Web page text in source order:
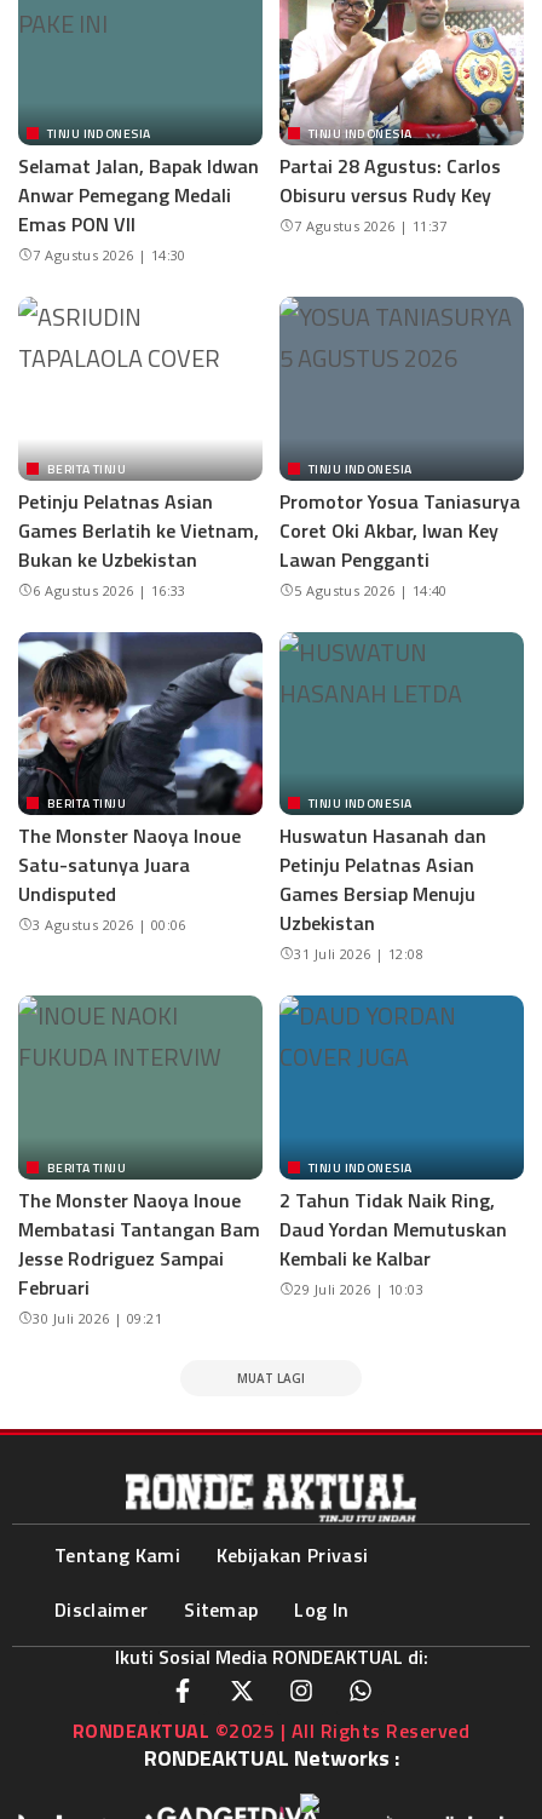
TINJU INDONESIA
Selamat Jalan, Bapak Idwan
Anwar Pemegang Medali
Emas PON VII
7 Agustus 2026 | 14:30
TINJU INDONESIA
Partai 28 Agustus: Carlos
Obisuru versus Rudy Key
7 Agustus 2026 | 11:37
BERITA TINJU
Petinju Pelatnas Asian
Games Berlatih ke Vietnam,
Bukan ke Uzbekistan
6 Agustus 2026 | 16:33
TINJU INDONESIA
Promotor Yosua Taniasurya
Coret Oki Akbar, Iwan Key
Lawan Pengganti
5 Agustus 2026 | 14:40
BERITA TINJU
The Monster Naoya Inoue
Satu-satunya Juara
Undisputed
3 Agustus 2026 | 00:06
TINJU INDONESIA
Huswatun Hasanah dan
Petinju Pelatnas Asian
Games Bersiap Menuju
Uzbekistan
31 Juli 2026 | 12:08
BERITA TINJU
The Monster Naoya Inoue
Membatasi Tantangan Bam
Jesse Rodriguez Sampai
Februari
30 Juli 2026 | 09:21
TINJU INDONESIA
2 Tahun Tidak Naik Ring,
Daud Yordan Memutuskan
Kembali ke Kalbar
29 Juli 2026 | 10:03
MUAT LAGI
Tentang Kami
Kebijakan Privasi
Disclaimer
Sitemap
Log In
Ikuti Sosial Media RONDEAKTUAL di:
RONDEAKTUAL ©2025 | All Rights Reserved
RONDEAKTUAL Networks :